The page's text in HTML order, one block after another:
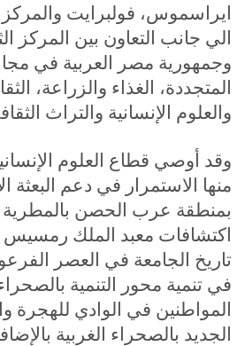
ايراسموس، فولبرايت والمركز
الي جانب التعاون بين المركز
وجمهورية مصر العربية في
المتجددة، الغذاء والزراعة،
والعلوم الإنسانية والتراث
وقد أوصي قطاع العلوم
منها الاستمرار في دعم البعثة
بمنطقة عرب الحصن بالمطرية
اكتشافات معبد الملك رمسيس
تاريخ الجامعة في العصر
في تنمية محور التنمية
المواطنين في الوادي للهجرة
الجديد بالصحراء الغربية